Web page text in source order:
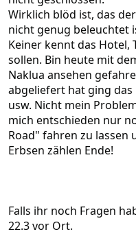
Wirklich blöd ist, das
nicht genug beleuchtet
Keiner kennt das Hotel,
sollen. Bin heute mit
Naklua ansehen
abgeliefert hat ging das
usw. Nicht mein
mich entschieden nur
Road" fahren zu lassen
Erbsen zählen Ende!
Falls ihr noch Fragen
22.3 vor Ort.